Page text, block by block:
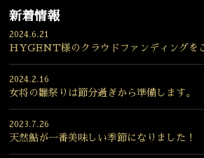
新着情報
2024.6.21
HYGENT様のクラウドファンディングを
2024.2.16
女将の雛祭りは節分過ぎから準備します。
2023.7.26
天然鮎が一番美味しい季節になりました！